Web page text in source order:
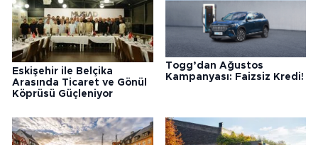
Eskişehir ile Belçika
Arasında Ticaret ve Gönül
Köprüsü Güçleniyor
Togg’dan Ağustos
Kampanyası: Faizsiz Kredi!